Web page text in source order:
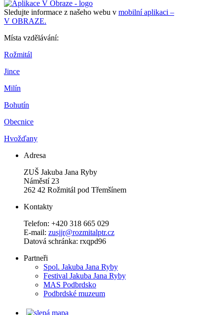
Sledujte informace z našeho webu v mobilní aplikaci –
V OBRAZE.
Místa vzdělávání:
Rožmitál
Jince
Milín
Bohutín
Obecnice
Hvožďany
Adresa
ZUŠ Jakuba Jana Ryby
Náměstí 23
262 42 Rožmitál pod Třemšínem
Kontakty
Telefon: +420 318 665 029
E-mail: zusjjr@rozmitalptr.cz
Datová schránka: rxqpd96
Partneři
Spol. Jakuba Jana Ryby
Festival Jakuba Jana Ryby
MAS Podbrdsko
Podbrdské muzeum